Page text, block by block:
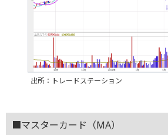
出所：トレードステーション
■マスターカード（MA）